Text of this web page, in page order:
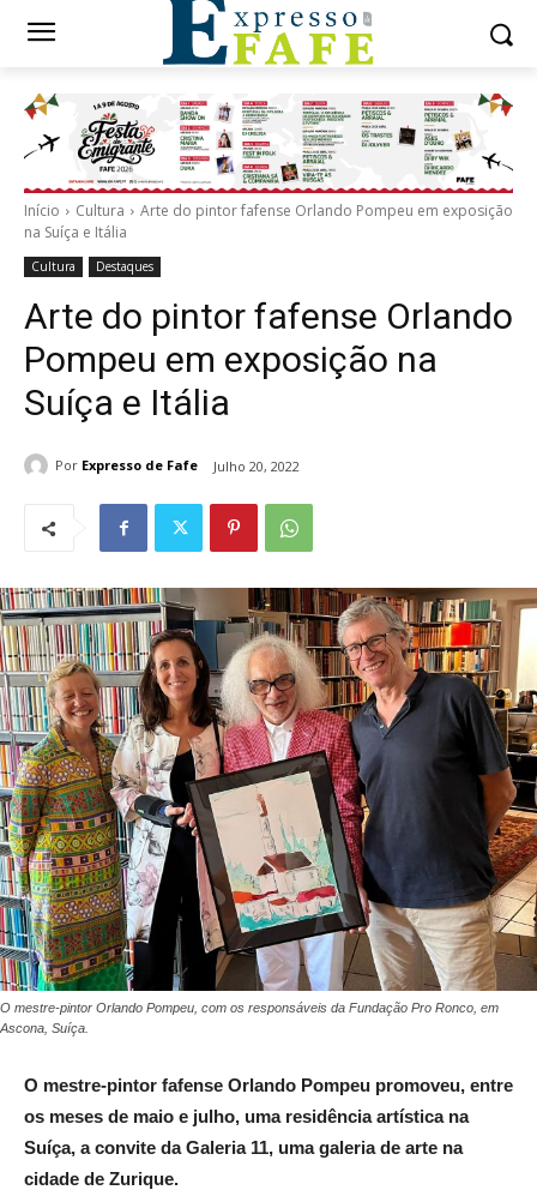
Início Cultura
Arte do pintor fafense Orlando Pompeu em exposição
na Suíça e Itália
Cultura Destaques
Arte do pintor fafense Orlando
Pompeu em exposição na
Suíça e Itália
Por Expresso de Fafe Julho 20, 2022
O mestre-pintor Orlando Pompeu, com os responsáveis da Fundação Pro Ronco, em
Ascona, Suíça.
O mestre-pintor fafense Orlando Pompeu promoveu, entre
os meses de maio e julho, uma residência artística na
Suíça, a convite da Galeria 11, uma galeria de arte na
cidade de Zurique.